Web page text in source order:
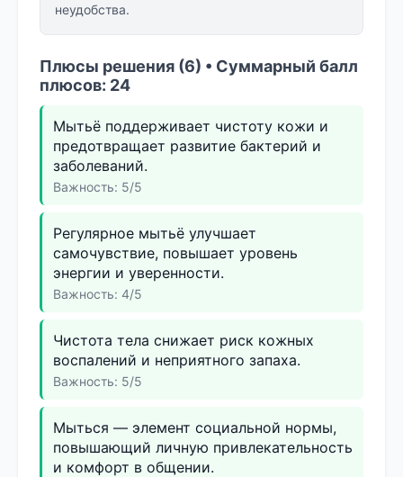
неудобства.
Плюсы решения (6) • Суммарный балл
плюсов: 24
Мытьё поддерживает чистоту кожи и
предотвращает развитие бактерий и
заболеваний.
Важность: 5/5
Регулярное мытьё улучшает
самочувствие, повышает уровень
энергии и уверенности.
Важность: 4/5
Чистота тела снижает риск кожных
воспалений и неприятного запаха.
Важность: 5/5
Мыться — элемент социальной нормы,
повышающий личную привлекательность
и комфорт в общении.